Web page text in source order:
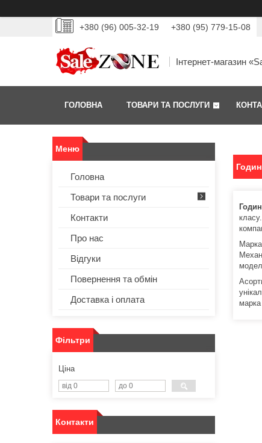
+380 (96) 005-32-19 +380 (95) 779-15-08
Інтернет-магазин
ГОЛОВНА ТОВАРИ ТА ПОСЛУГИ
марка
Головна
Товари та послуги
Контакти
Про нас
Відгуки
Повернення та обмін
Доставка і оплата
Фільтри
Ціна
Контакти